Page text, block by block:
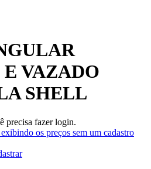
VAZADO
SHELL
precisa fazer login.
os preços sem um cadastro